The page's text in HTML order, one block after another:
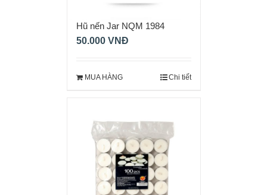
Hũ nến Jar NQM 1984
50.000 VNĐ
MUA HÀNG Chi tiết